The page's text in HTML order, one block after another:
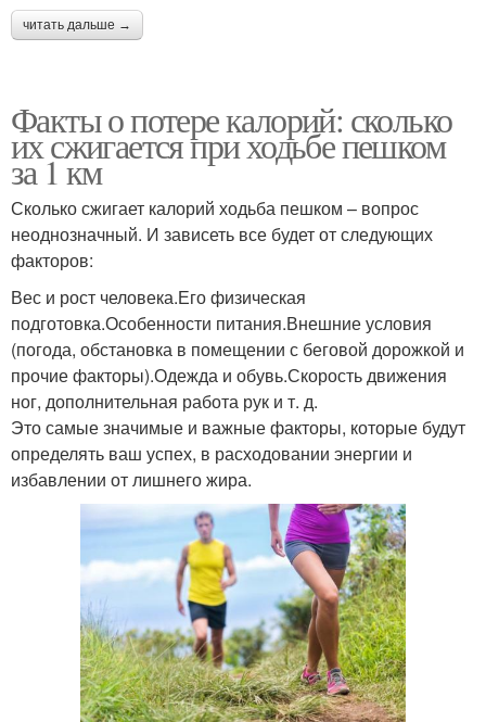
читать дальше →
Факты о потере калорий: сколько
их сжигается при ходьбе пешком
за 1 км
Сколько сжигает калорий ходьба пешком – вопрос
неоднозначный. И зависеть все будет от следующих
факторов:
Вес и рост человека.Его физическая
подготовка.Особенности питания.Внешние условия
(погода, обстановка в помещении с беговой дорожкой и
прочие факторы).Одежда и обувь.Скорость движения
ног, дополнительная работа рук и т. д.
Это самые значимые и важные факторы, которые будут
определять ваш успех, в расходовании энергии и
избавлении от лишнего жира.